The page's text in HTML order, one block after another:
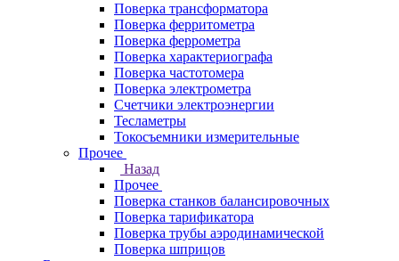
Поверка трансформатора
Поверка ферритометра
Поверка феррометра
Поверка характериографа
Поверка частотомера
Поверка электрометра
Счетчики электроэнергии
Тесламетры
Токосъемники измерительные
Прочее
Назад
Прочее
Поверка станков балансировочных
Поверка тарификатора
Поверка трубы аэродинамической
Поверка шприцов